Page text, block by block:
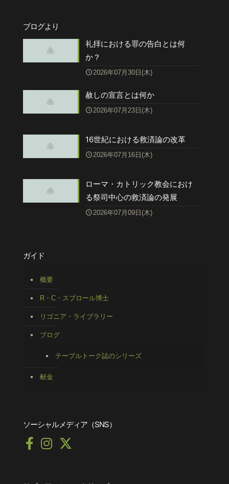
ブログより
礼拝における罪の告白とは何
か？
2026年07月30日(木)
赦しの宣言とは何か
2026年07月23日(木)
16世紀における救済論の改革
2026年07月16日(木)
ローマ・カトリック教会におけ
る祭司中心の救済論の発展
2026年07月09日(木)
ガイド
概要
R・C・スプロール博士
リゴニア・ライブラリー
ブログ
テーブルトーク誌のシリーズ
献金
ソーシャルメディア（SNS）